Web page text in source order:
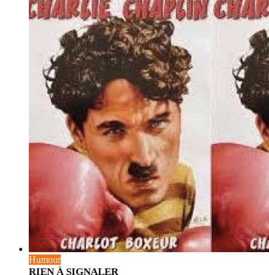
Humour
RIEN À SIGNALER